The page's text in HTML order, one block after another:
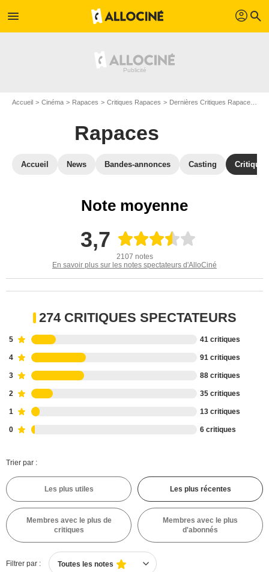
menu profil search
Accueil Cinéma Rapaces Critiques Rapaces Dernières Critiques Rapaces
Rapaces
Accueil News Bandes-annonces Casting
Note moyenne
3,7
2107 notes
En savoir plus sur les notes spectateurs d'AlloCiné
274 CRITIQUES SPECTATEURS
5 41 critiques
4 91 critiques
3 88 critiques
2 35 critiques
1 13 critiques
0 6 critiques
Trier par :
Les plus utiles Les plus récentes
Membres avec le plus de
critiques
Membres avec le plus
d'abonnés
Filtrer par : Toutes les notes